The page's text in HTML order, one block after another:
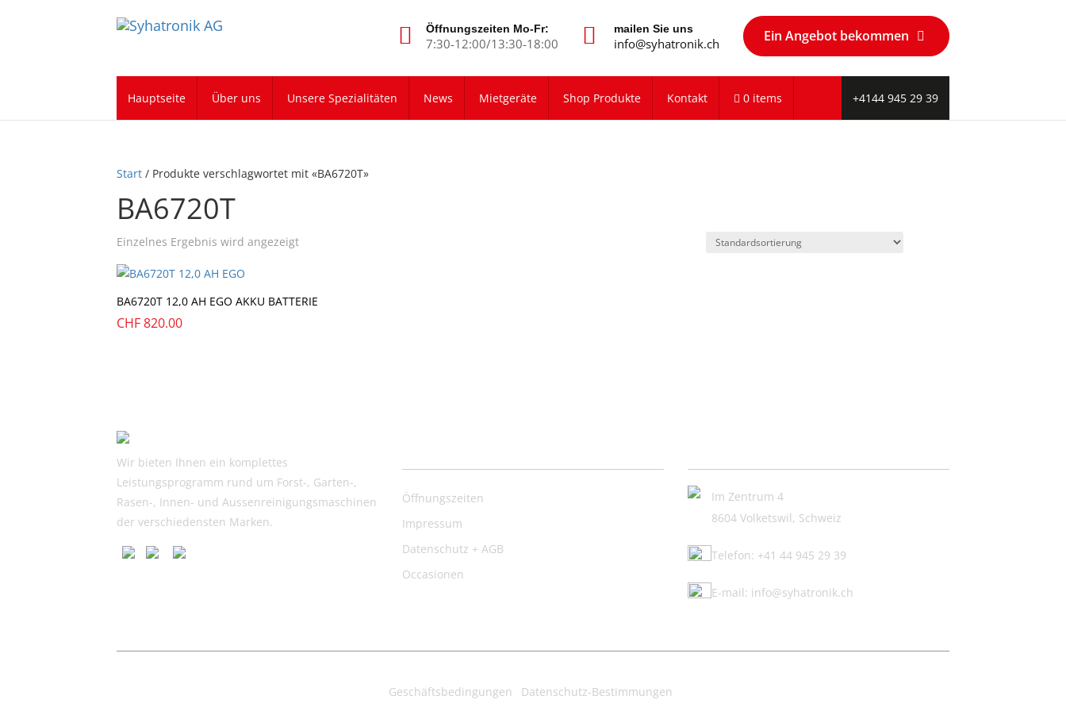
Öffnungszeiten Mo-Fr:
7:30-12:00/13:30-18:00
mailen Sie uns
info@syhatronik.ch Ein Angebot bekommen
Hauptseite Über uns Unsere Spezialitäten News Mietgeräte Shop Produkte Kontakt +4144 945 29 39
0 items
Start / Produkte verschlagwortet mit «BA6720T»
BA6720T
Einzelnes Ergebnis wird angezeigt
BA6720T 12,0 AH EGO AKKU BATTERIE
CHF820.00
Wir bieten Ihnen ein komplettes
Leistungsprogramm rund um Forst-, Garten-,
Rasen-, Innen- und Aussenreinigungsmaschinen
der verschiedensten Marken.
Öffnungszeiten
Impressum
Datenschutz + AGB
Occasionen
Im Zentrum 4
8604 Volketswil, Schweiz
Telefon: +41 44 945 29 39
E-mail: info@syhatronik.ch
Geschäftsbedingungen Datenschutz-Bestimmungen